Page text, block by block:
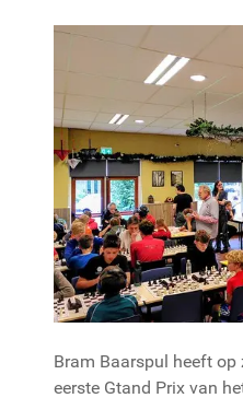
Bram Baarspul heeft
eerste Gtand Prix van